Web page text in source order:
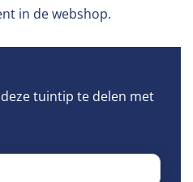
in de webshop.
tuintip te delen met